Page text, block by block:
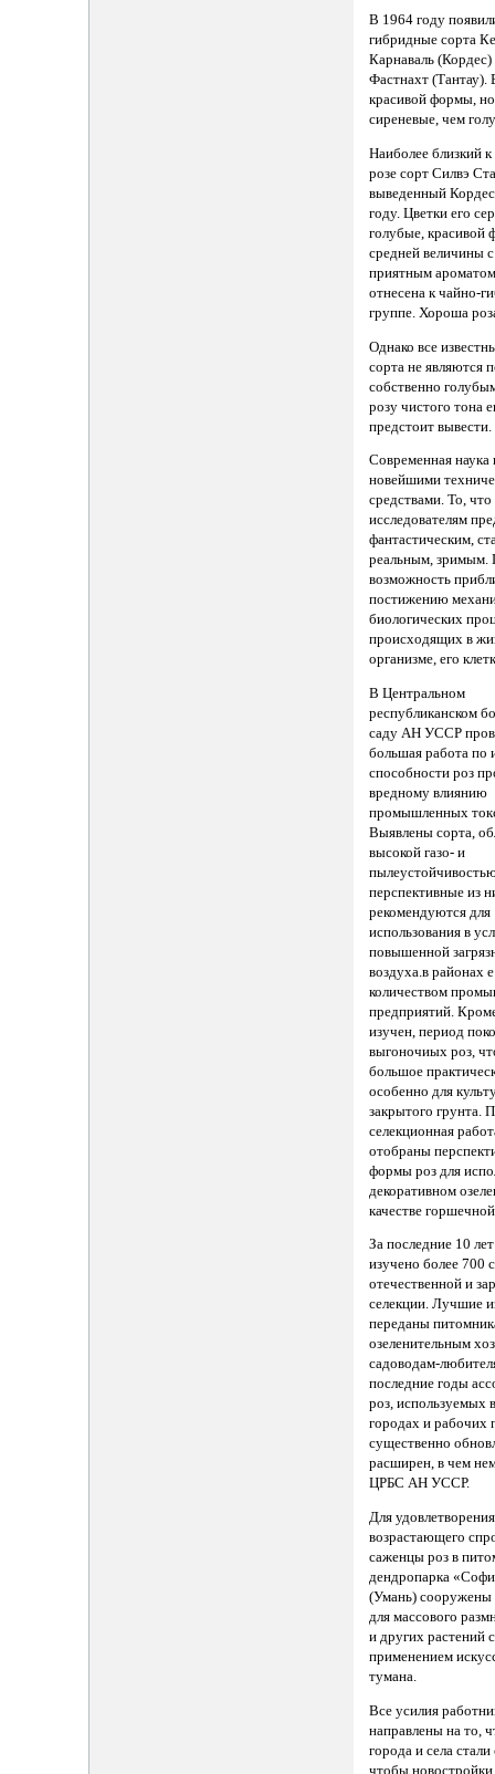
В 1964 году
гибридные сорта
Карнаваль
Фастнахт (Тантау).
красивой формы,
сиреневые, чем
Наиболее близкий
розе сорт Силвэ
выведенный
году. Цветки его
голубые, красивой
средней величины
приятным
отнесена к чайно-
группе. Хороша
Однако все
сорта не являются
собственно
розу чистого тона
предстоит вывести.
Современная наука
новейшими
средствами. То,
исследователям
фантастическим,
реальным, зримым.
возможность
постижению
биологических
происходящих в
организме, его
В Центральном
республиканском
саду АН УССР
большая работа по
способности роз
вредному влиянию
промышленных
Выявлены сорта,
высокой газо- и
перспективные из
рекомендуются для
использования в
повышенной
воздуха.в районах
количеством
предприятий.
изучен, период
выгоночиых роз,
большое
особенно для
закрытого грунта.
селекционная
отобраны
формы роз для
декоративном
качестве
За последние 10
изучено более 700
отечественной и
селекции. Лучшие
переданы
озеленительным
садоводам-
последние годы
роз, используемых
городах и рабочих
существенно
расширен, в чем
ЦРБС АН УССР.
Для
возрастающего
саженцы роз в
дендропарка
(Умань) сооружены
для массового
и других растений с
применением
тумана.
Все усилия
направлены на то,
города и села
чтобы новостройки